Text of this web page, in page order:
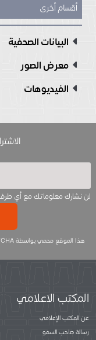
أقسام أخرى
البيانات الصحفية
معرض الصور
الفيديوهات
لن نشارك معلوماتك مع أي
هذا الموقع محمي بواسطة ReCAPTCHA.
المكتب الاعلامي
عن المكتب الإعلامي
رسالة صاحب السمو